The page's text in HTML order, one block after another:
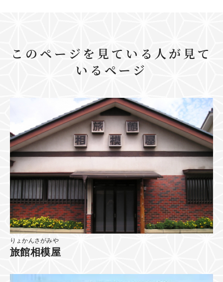
このページを見ている人が見て
いるページ
りょかんさがみや
旅館相模屋